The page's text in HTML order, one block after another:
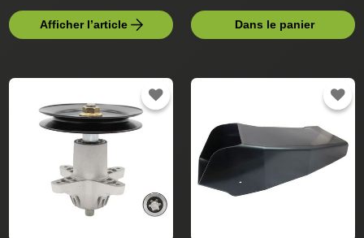
Afficher l’article Dans le panier